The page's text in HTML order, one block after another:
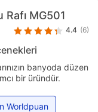
Rafı MG501
4.4 (6)
banyoda düzen
bir üründür.
Worldpuan